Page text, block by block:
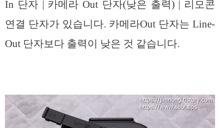
In 단자 | 카메라 Out 단자(낮은 출력) | 리모콘
연결 단자가 있습니다. 카메라Out 단자는 Line-
Out 단자보다 출력이 낮은 것 같습니다.